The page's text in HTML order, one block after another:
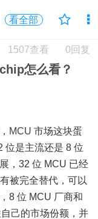
看全部
0回复
1507查看
怎么看？
MCU 市场这块蛋
位是主流还是 8 位
，32 位 MCU 已经
被完全替代，可以
8 位 MCU 厂商和
己的市场份额，并